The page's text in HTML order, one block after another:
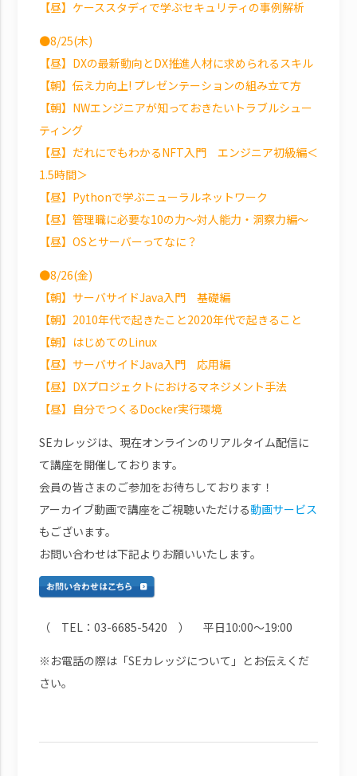
【昼】ケーススタディで学ぶセキュリティの事例解析
●8/25(木)
【昼】DXの最新動向とDX推進人材に求められるスキル
【朝】伝え力向上! プレゼンテーションの組み立て方
【朝】NWエンジニアが知っておきたいトラブルシュー
ティング
【昼】だれにでもわかるNFT入門 エンジニア初級編＜
1.5時間＞
【昼】Pythonで学ぶニューラルネットワーク
【昼】管理職に必要な10の力～対人能力・洞察力編～
【昼】OSとサーバーってなに？
●8/26(金)
【朝】サーバサイドJava入門 基礎編
【朝】2010年代で起きたこと2020年代で起きること
【朝】はじめてのLinux
【昼】サーバサイドJava入門 応用編
【昼】DXプロジェクトにおけるマネジメント手法
【昼】自分でつくるDocker実行環境
SEカレッジは、現在オンラインのリアルタイム配信に
て講座を開催しております。
会員の皆さまのご参加をお待ちしております！
アーカイブ動画で講座をご視聴いただける動画サービス
もございます。
お問い合わせは下記よりお願いいたします。
（ TEL：03-6685-5420 ） 平日10:00～19:00
※お電話の際は「SEカレッジについて」とお伝えくだ
さい。